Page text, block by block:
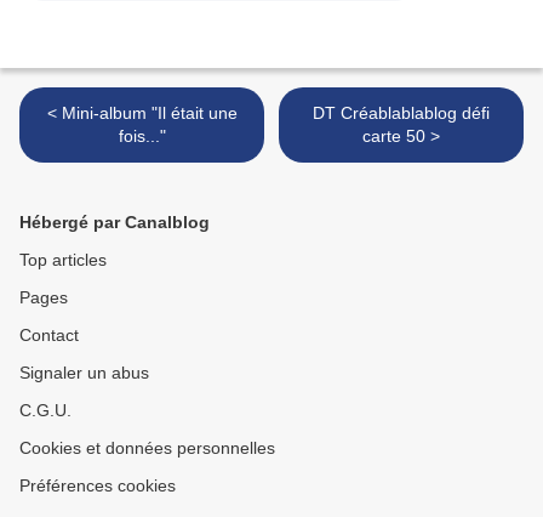
< Mini-album "Il était une
fois..."
DT Créablablablog défi
carte 50 >
Hébergé par Canalblog
Top articles
Pages
Contact
Signaler un abus
C.G.U.
Cookies et données personnelles
Préférences cookies